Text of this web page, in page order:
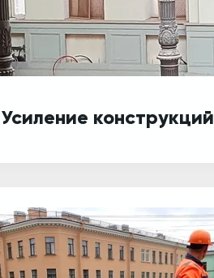
Усиление конструкций